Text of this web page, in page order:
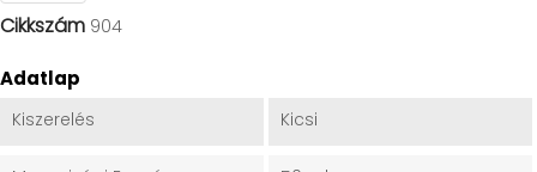
Cikkszám 904
Adatlap
Kiszerelés Kicsi